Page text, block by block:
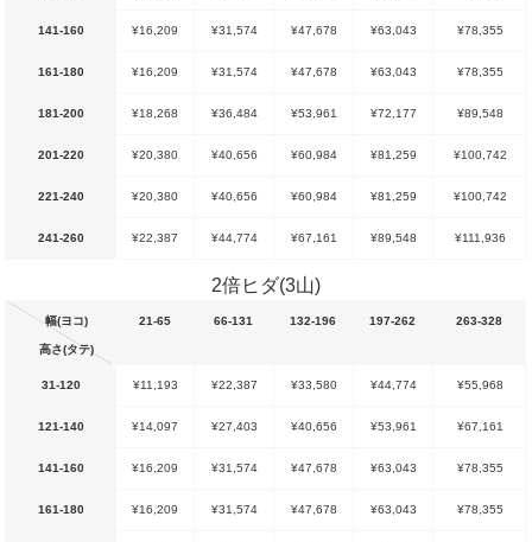
141-160 ¥16,209 ¥31,574 ¥47,678 ¥63,043 ¥78,355
161-180 ¥16,209 ¥31,574 ¥47,678 ¥63,043 ¥78,355
181-200 ¥18,268 ¥36,484 ¥53,961 ¥72,177 ¥89,548
201-220 ¥20,380 ¥40,656 ¥60,984 ¥81,259 ¥100,742
221-240 ¥20,380 ¥40,656 ¥60,984 ¥81,259 ¥100,742
241-260 ¥22,387 ¥44,774 ¥67,161 ¥89,548 ¥111,936
2倍ヒダ(3山)
幅(ヨコ)
高さ(タテ)
21-65 66-131 132-196 197-262 263-328
31-120 ¥11,193 ¥22,387 ¥33,580 ¥44,774 ¥55,968
121-140 ¥14,097 ¥27,403 ¥40,656 ¥53,961 ¥67,161
141-160 ¥16,209 ¥31,574 ¥47,678 ¥63,043 ¥78,355
161-180 ¥16,209 ¥31,574 ¥47,678 ¥63,043 ¥78,355